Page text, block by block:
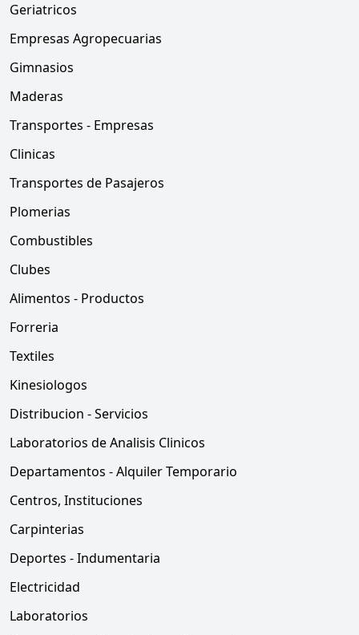
Geriatricos
Empresas Agropecuarias
Gimnasios
Maderas
Transportes - Empresas
Clinicas
Transportes de Pasajeros
Plomerias
Combustibles
Clubes
Alimentos - Productos
Forreria
Textiles
Kinesiologos
Distribucion - Servicios
Laboratorios de Analisis Clinicos
Departamentos - Alquiler Temporario
Centros, Instituciones
Carpinterias
Deportes - Indumentaria
Electricidad
Laboratorios